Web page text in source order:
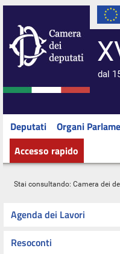
dal
Deputati Organi
Accesso rapido
Stai consultando: Camera dei
Agenda dei Lavori
Resoconti